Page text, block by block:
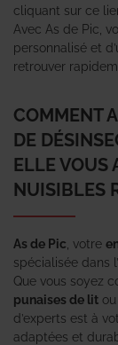
cliquant sur ce
Avec As de Pic,
personnalisé et
retrouver
COMMENT
DE
ELLE VOUS
NUISIBLES
As de Pic , votre
spécialisée dans
Que vous soyez
punaises de lit
d’experts est à
adaptées et